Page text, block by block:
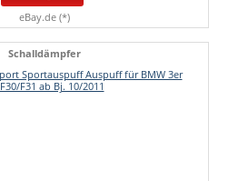
eBay.de (*)
Schalldämpfer